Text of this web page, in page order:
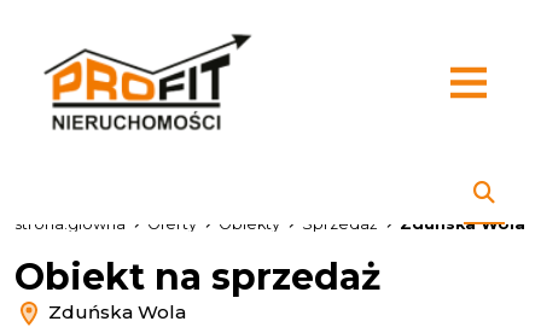
strona.glowna Oferty Obiekty Sprzedaż Zduńska Wola
Obiekt na sprzedaż
Zduńska Wola